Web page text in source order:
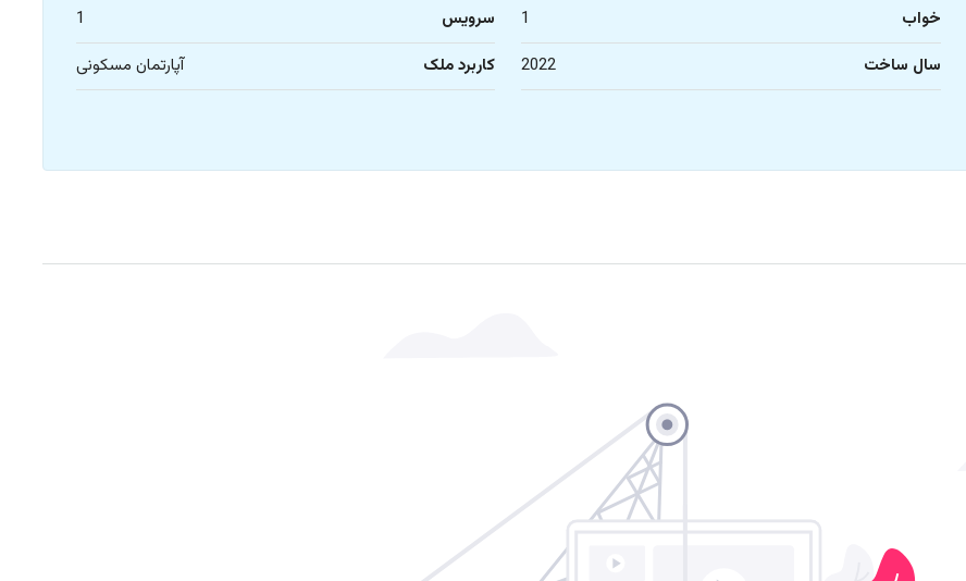
خواب 1 سرویس
1
سال ساخت 2022 کاربرد ملک
آپارتمان مسکونی